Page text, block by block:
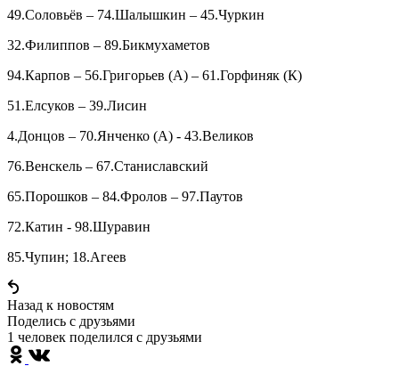
49.Соловьёв – 74.Шалышкин – 45.Чуркин
32.Филиппов – 89.Бикмухаметов
94.Карпов – 56.Григорьев (А) – 61.Горфиняк (К)
51.Елсуков – 39.Лисин
4.Донцов – 70.Янченко (А) - 43.Великов
76.Венскель – 67.Станиславский
65.Порошков – 84.Фролов – 97.Паутов
72.Катин - 98.Шуравин
85.Чупин; 18.Агеев
Назад к новостям
Поделись c друзьями
1 человек поделился c друзьями